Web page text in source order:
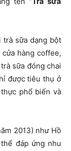
trà sữa dạng bột
hàng coffee,
sữa đóng chai
được tiêu thụ ở
phổ biến và
2013) như Hồ
đáp ứng nhu